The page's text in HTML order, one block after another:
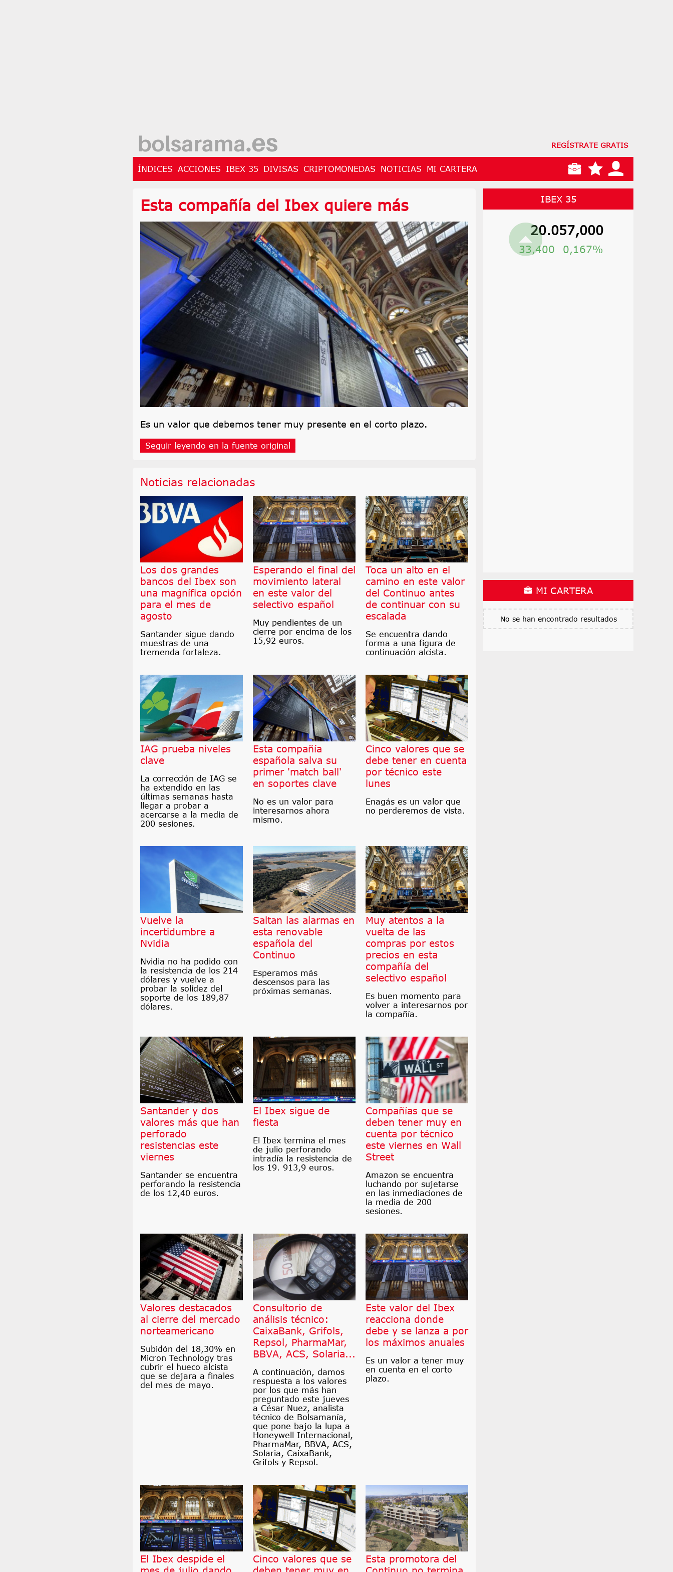
REGÍSTRATE GRATIS
ÍNDICES ACCIONES IBEX 35 DIVISAS CRIPTOMONEDAS NOTICIAS MI CARTERA
Esta compañía del Ibex quiere más
Es un valor que debemos tener muy presente en el corto plazo.
Seguir leyendo en la fuente original
Noticias relacionadas
Los dos grandes
bancos del Ibex son
una magnífica opción
para el mes de
agosto
Santander sigue dando
muestras de una
tremenda fortaleza.
Esperando el final del
movimiento lateral
en este valor del
selectivo español
Muy pendientes de un
cierre por encima de los
15,92 euros.
Toca un alto en el
camino en este valor
del Continuo antes
de continuar con su
escalada
Se encuentra dando
forma a una figura de
continuación alcista.
IAG prueba niveles
clave
La corrección de IAG se
ha extendido en las
últimas semanas hasta
llegar a probar a
acercarse a la media de
200 sesiones.
Esta compañía
española salva su
primer 'match ball'
en soportes clave
No es un valor para
interesarnos ahora
mismo.
Cinco valores que se
debe tener en cuenta
por técnico este
lunes
Enagás es un valor que
no perderemos de vista.
Vuelve la
incertidumbre a
Nvidia
Nvidia no ha podido con
la resistencia de los 214
dólares y vuelve a
probar la solidez del
soporte de los 189,87
dólares.
Saltan las alarmas en
esta renovable
española del
Continuo
Esperamos más
descensos para las
próximas semanas.
Muy atentos a la
vuelta de las
compras por estos
precios en esta
compañía del
selectivo español
Es buen momento para
volver a interesarnos por
la compañía.
Santander y dos
valores más que han
perforado
resistencias este
viernes
Santander se encuentra
perforando la resistencia
de los 12,40 euros.
El Ibex sigue de
fiesta
El Ibex termina el mes
de julio perforando
intradía la resistencia de
los 19. 913,9 euros.
Compañías que se
deben tener muy en
cuenta por técnico
este viernes en Wall
Street
Amazon se encuentra
luchando por sujetarse
en las inmediaciones de
la media de 200
sesiones.
Valores destacados
al cierre del mercado
norteamericano
Subidón del 18,30% en
Micron Technology tras
cubrir el hueco alcista
que se dejara a finales
del mes de mayo.
Consultorio de
análisis técnico:
CaixaBank, Grifols,
Repsol, PharmaMar,
BBVA, ACS, Solaria...
A continuación, damos
respuesta a los valores
por los que más han
preguntado este jueves
a César Nuez, analista
técnico de Bolsamanía,
que pone bajo la lupa a
Honeywell Internacional,
PharmaMar, BBVA, ACS,
Solaria, CaixaBank,
Grifols y Repsol.
Este valor del Ibex
reacciona donde
debe y se lanza a por
los máximos anuales
Es un valor a tener muy
en cuenta en el corto
plazo.
El Ibex despide el
Cinco valores que se
Esta promotora del
IBEX 35
20.057,000
33,400 0,167%
MI CARTERA
No se han encontrado resultados